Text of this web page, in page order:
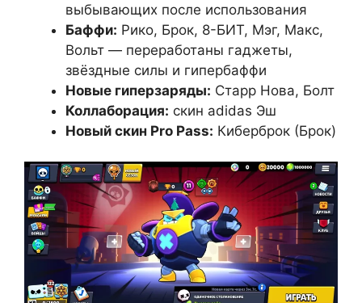
выбывающих после использования
Баффи: Рико, Брок, 8-БИТ, Мэг, Макс,
Вольт — переработаны гаджеты,
звёздные силы и гипербаффи
Новые гиперзаряды: Старр Нова, Болт
Коллаборация: скин adidas Эш
Новый скин Pro Pass: Киберброк (Брок)